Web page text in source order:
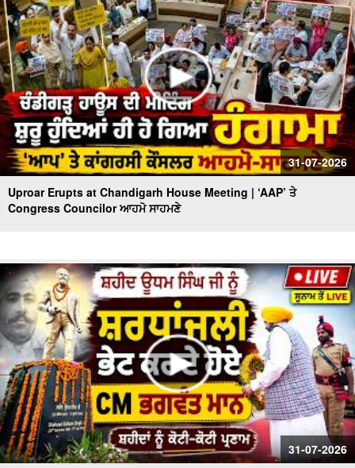
31-07-2026
Uproar Erupts at Chandigarh House Meeting | ‘AAP’ ਤੇ
Congress Councilor ਆਹਮੋ ਸਾਹਮਣੇ
31-07-2026